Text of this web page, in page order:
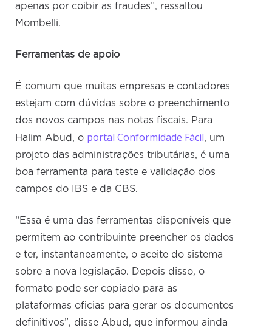
apenas por coibir as fraudes”, ressaltou
Mombelli.
Ferramentas de apoio
É comum que muitas empresas e contadores
estejam com dúvidas sobre o preenchimento
dos novos campos nas notas fiscais. Para
Halim Abud, o portal Conformidade Fácil, um
projeto das administrações tributárias, é uma
boa ferramenta para teste e validação dos
campos do IBS e da CBS.
“Essa é uma das ferramentas disponíveis que
permitem ao contribuinte preencher os dados
e ter, instantaneamente, o aceite do sistema
sobre a nova legislação. Depois disso, o
formato pode ser copiado para as
plataformas oficias para gerar os documentos
definitivos”, disse Abud, que informou ainda